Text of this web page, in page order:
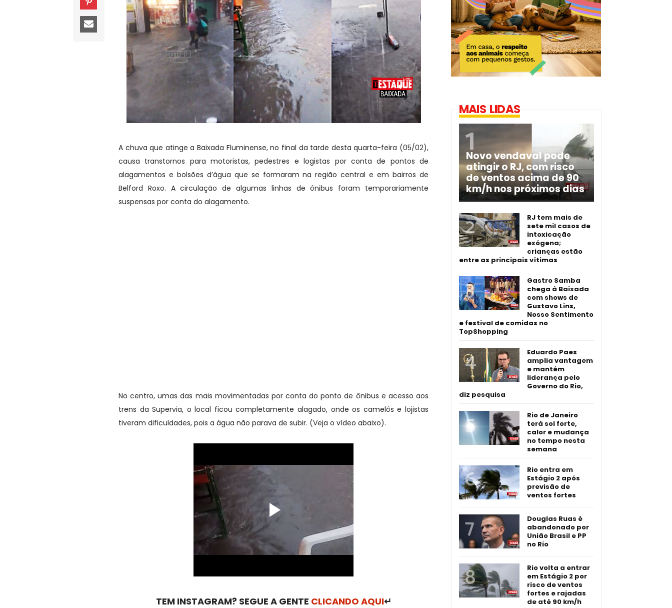
A chuva que atinge a Baixada Fluminense, no final da tarde desta quarta-feira (05/02),
causa transtornos para motoristas, pedestres e logistas por conta de pontos de
alagamentos e bolsões d’água que se formaram na região central e em bairros de
Belford Roxo. A circulação de algumas linhas de ônibus foram temporariamente
suspensas por conta do alagamento.
No centro, umas das mais movimentadas por conta do ponto de ônibus e acesso aos
trens da Supervia, o local ficou completamente alagado, onde os camelôs e lojistas
tiveram dificuldades, pois a água não parava de subir. (Veja o vídeo abaixo).
TEM INSTAGRAM? SEGUE A GENTE CLICANDO AQUI↵
MAIS LIDAS
Novo vendaval pode
atingir o RJ, com risco
de ventos acima de 90
km/h nos próximos dias
RJ tem mais de
sete mil casos de
intoxicação
exógena;
crianças estão
entre as principais vítimas
Gastro Samba
chega à Baixada
com shows de
Gustavo Lins,
Nosso Sentimento
e festival de comidas no
TopShopping
Eduardo Paes
amplia vantagem
e mantém
liderança pelo
Governo do Rio,
diz pesquisa
Rio de Janeiro
terá sol forte,
calor e mudança
no tempo nesta
semana
Rio entra em
Estágio 2 após
previsão de
ventos fortes
Douglas Ruas é
abandonado por
União Brasil e PP
no Rio
Rio volta a entrar
em Estágio 2 por
risco de ventos
fortes e rajadas
de até 90 km/h